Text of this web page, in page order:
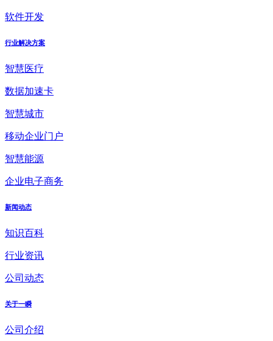
软件开发
行业解决方案
智慧医疗
数据加速卡
智慧城市
移动企业门户
智慧能源
企业电子商务
新闻动态
知识百科
行业资讯
公司动态
关于一瞬
公司介绍